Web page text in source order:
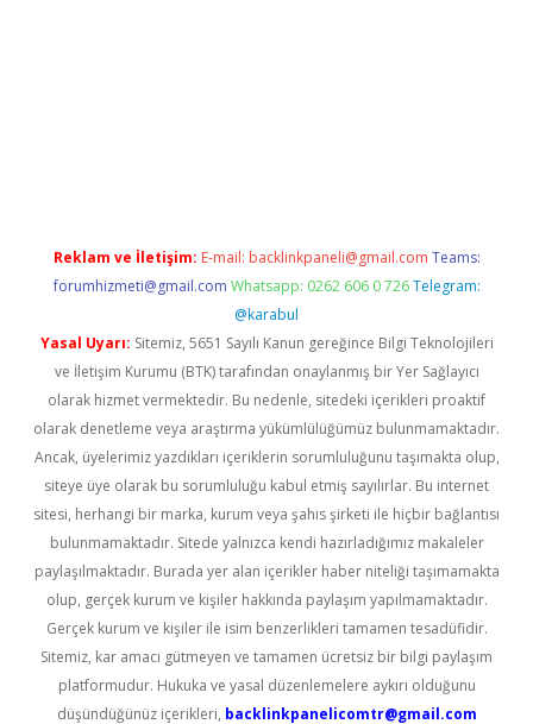
Reklam ve İletişim: E-mail: backlinkpaneli@gmail.com Teams:
forumhizmeti@gmail.com Whatsapp: 0262 606 0 726 Telegram:
@karabul
Yasal Uyarı: Sitemiz, 5651 Sayılı Kanun gereğince Bilgi Teknolojileri
ve İletişim Kurumu (BTK) tarafından onaylanmış bir Yer Sağlayıcı
olarak hizmet vermektedir. Bu nedenle, sitedeki içerikleri proaktif
olarak denetleme veya araştırma yükümlülüğümüz bulunmamaktadır.
Ancak, üyelerimiz yazdıkları içeriklerin sorumluluğunu taşımakta olup,
siteye üye olarak bu sorumluluğu kabul etmiş sayılırlar. Bu internet
sitesi, herhangi bir marka, kurum veya şahıs şirketi ile hiçbir bağlantısı
bulunmamaktadır. Sitede yalnızca kendi hazırladığımız makaleler
paylaşılmaktadır. Burada yer alan içerikler haber niteliği taşımamakta
olup, gerçek kurum ve kişiler hakkında paylaşım yapılmamaktadır.
Gerçek kurum ve kişiler ile isim benzerlikleri tamamen tesadüfidir.
Sitemiz, kar amacı gütmeyen ve tamamen ücretsiz bir bilgi paylaşım
platformudur. Hukuka ve yasal düzenlemelere aykırı olduğunu
düşündüğünüz içerikleri, backlinkpanelicomtr@gmail.com